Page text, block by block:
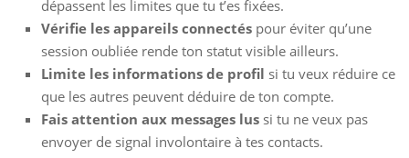
dépassent les limites que tu t’es fixées.
Vérifie les appareils connectés pour éviter qu’une
session oubliée rende ton statut visible ailleurs.
Limite les informations de profil si tu veux réduire ce
que les autres peuvent déduire de ton compte.
Fais attention aux messages lus si tu ne veux pas
envoyer de signal involontaire à tes contacts.